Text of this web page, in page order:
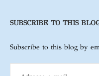
SUBSCRIBE TO THIS
Subscribe to this blog by